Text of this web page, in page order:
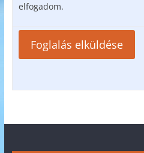
elfogadom.